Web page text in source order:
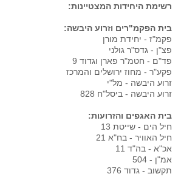
רשימת היחידות המצטיינות:
בית הפקמ"רים וזרוע היבשה:
פקמ"ז - יחידת מורן
פצ"ן - גדס"ר גולני
פד"ם - חטמ"ר פארן וגדוד 9
פקע"ר - מחוז ירושלים והמרכז
זרוע היבשה - מל"י
זרוע היבשה - ביסל"ח 828
בית האגפים והזרועות:
חיל הים - שייטת 13
חיל האוויר - בח"א 21
אכ"א - בה"ד 11
אמ"ן - 504
תקשוב - גדוד 376